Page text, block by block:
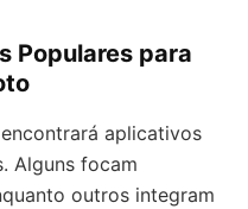
Populares para
aplicativos
Alguns focam
outros integram